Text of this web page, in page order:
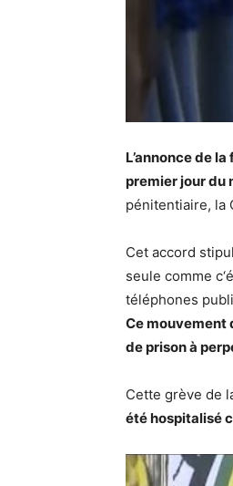
L’annonce de
premier jour du
pénitentiaire, la
Cet accord
seule comme
téléphones
Ce mouvement
de prison à
Cette grève de
été hospitalisé